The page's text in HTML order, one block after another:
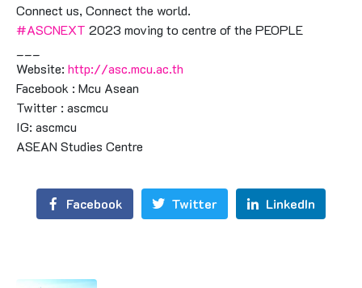
Connect us, Connect the world.
#ASCNEXT 2023 moving to centre of the PEOPLE
Website: http://asc.mcu.ac.th
Facebook : Mcu Asean
Twitter : ascmcu
IG: ascmcu
ASEAN Studies Centre
Facebook Twitter LinkedIn